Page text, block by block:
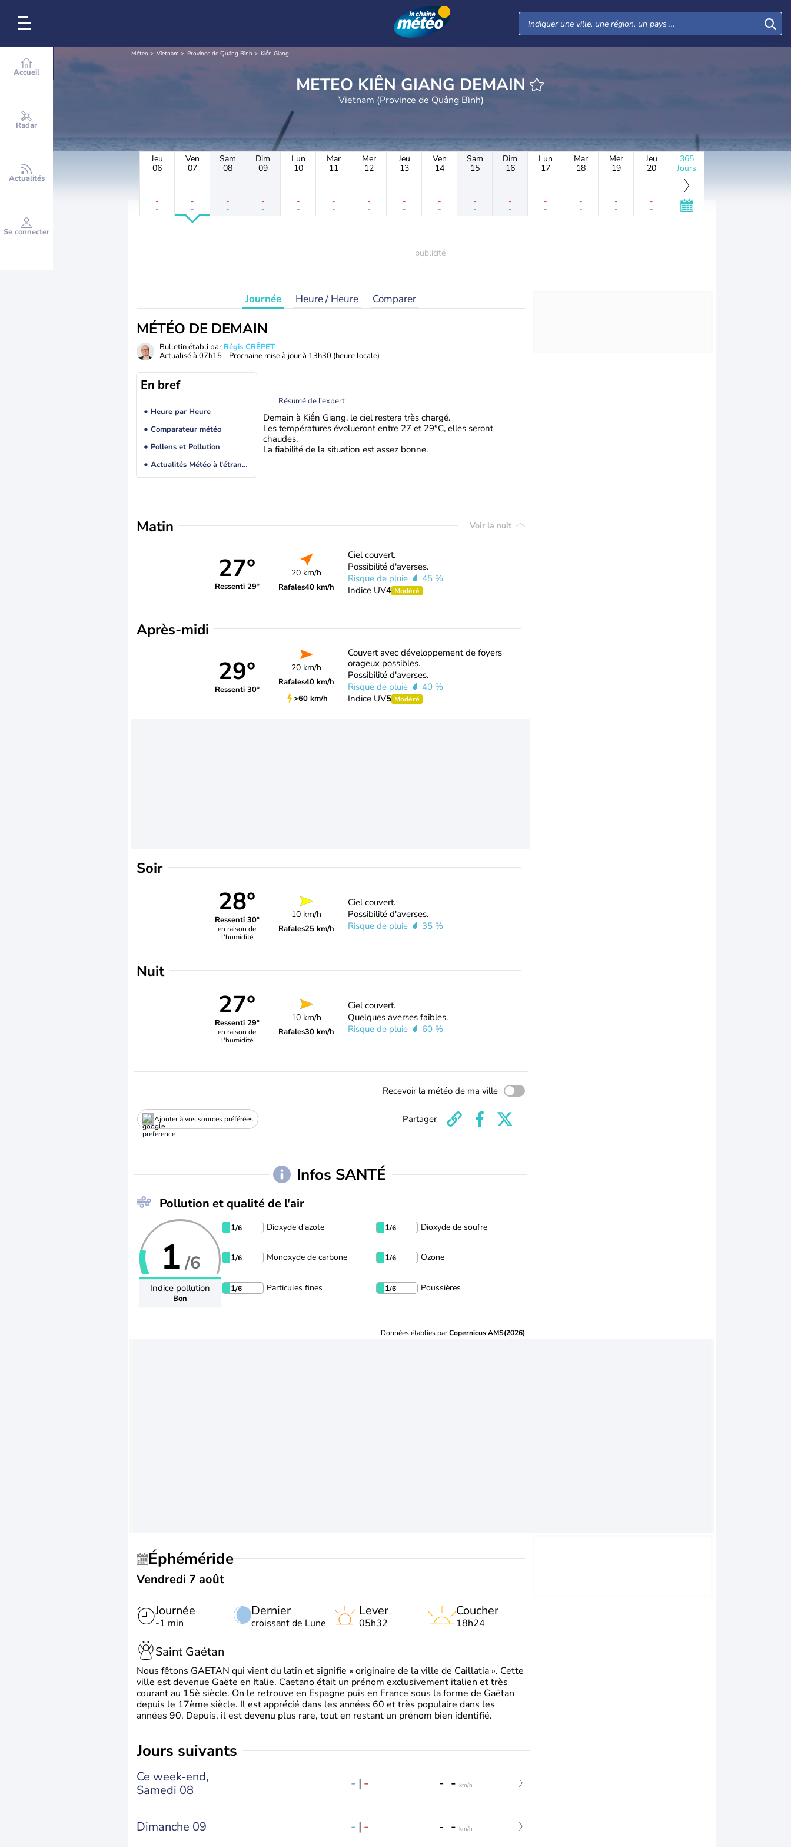
Accueil
Radar
Actualités
Se connecter
Météo Vietnam Province de Quảng Bình Kiến Giang
METEO KIẾN GIANG DEMAIN
Vietnam (Province de Quảng Bình)
Jeu
06
-
-
Ven
07
-
-
Sam
08
-
-
Dim
09
-
-
Lun
10
-
-
Mar
11
-
-
Mer
12
-
-
Jeu
13
-
-
Ven
14
-
-
Sam
15
-
-
Dim
16
-
-
Lun
17
-
-
Mar
18
-
-
Mer
19
-
-
Jeu
20
-
-
365
Jours
Journée Heure / Heure Comparer
MÉTÉO DE DEMAIN
Bulletin établi par Régis CRÊPET
Actualisé à 07h15 - Prochaine mise à jour à 13h30 (heure locale)
En bref
Heure par Heure
Comparateur météo
Pollens et Pollution
Actualités Météo à l'étranger
Résumé de l’expert
Demain à Kiến Giang, le ciel restera très chargé.
Les températures évolueront entre 27 et 29°C, elles seront
chaudes.
La fiabilité de la situation est assez bonne.
Matin Voir la nuit
27°
Ressenti 29°
20 km/h
Rafales40 km/h
Ciel couvert.
Possibilité d'averses.
Risque de pluie
45 %
Indice UV4 Modéré
Après-midi
29°
Ressenti 30°
20 km/h
Rafales40 km/h
>60 km/h
Couvert avec développement de foyers
orageux possibles.
Possibilité d'averses.
Risque de pluie
40 %
Indice UV5 Modéré
Soir
28°
Ressenti 30°
en raison de
l'humidité
10 km/h
Rafales25 km/h
Ciel couvert.
Possibilité d'averses.
Risque de pluie
35 %
Nuit
27°
Ressenti 29°
en raison de
l'humidité
10 km/h
Rafales30 km/h
Ciel couvert.
Quelques averses faibles.
Risque de pluie
60 %
Recevoir la météo de ma ville
Ajouter à vos sources préférées Partager
Infos SANTÉ
Pollution et qualité de l'air
1 /6
Indice pollution
Bon
1/6 Dioxyde d'azote 1/6 Dioxyde de soufre
1/6 Monoxyde de carbone 1/6 Ozone
1/6 Particules fines 1/6 Poussières
Données établies parCopernicus AMS(2026)
Éphéméride
Vendredi 7 août
Journée
-1 min
Dernier
croissant de Lune
Lever
05h32
Coucher
18h24
Saint Gaétan
Nous fêtons GAETAN qui vient du latin et signifie « originaire de la ville de Caillatia ». Cette
ville est devenue Gaëte en Italie. Caetano était un prénom exclusivement italien et très
courant au 15è siècle. On le retrouve en Espagne puis en France sous la forme de Gaëtan
depuis le 17ème siècle. Il est apprécié dans les années 60 et très populaire dans les
années 90. Depuis, il est devenu plus rare, tout en restant un prénom bien identifié.
jours suivants
Ce week-end,
Samedi 08
- | - - - km/h
Dimanche 09 - | - - - km/h